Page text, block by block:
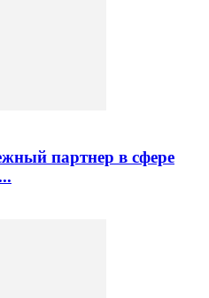
партнер в сфере